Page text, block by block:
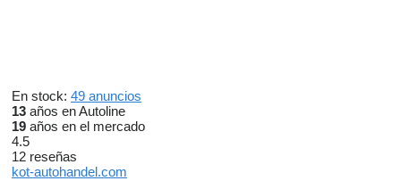
En stock: 49 anuncios
13 años en Autoline
19 años en el mercado
4.5
12 reseñas
kot-autohandel.com